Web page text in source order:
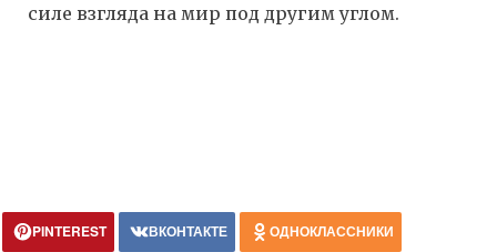
силе взгляда на мир под другим углом.
PINTEREST ВКОНТАКТЕ ОДНОКЛАССНИКИ